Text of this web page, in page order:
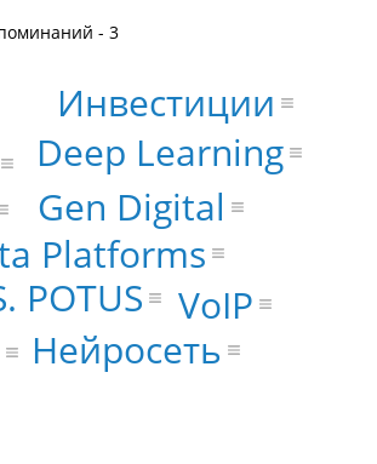
- 3
Platforms
Gen Digital
POTUS
Deep Learning
Нейросеть
VoIP
Инвестиции